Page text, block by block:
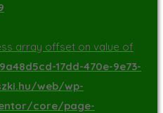
array offset on value of
17dd-470e-9e73-
web/wp-
core/page-